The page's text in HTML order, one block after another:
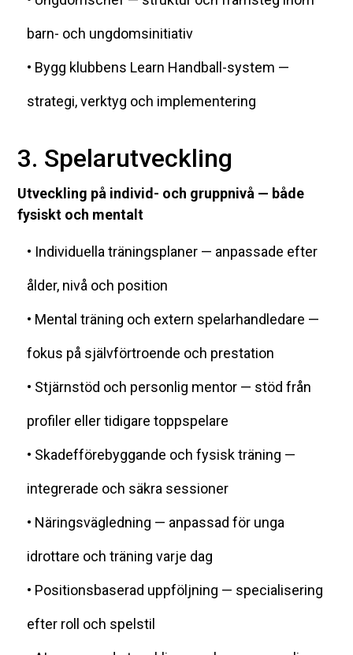
barn- och ungdomsinitiativ
• Bygg klubbens Learn Handball-system —
strategi, verktyg och implementering
3. Spelarutveckling
Utveckling på individ- och gruppnivå — både
fysiskt och mentalt
• Individuella träningsplaner — anpassade efter
ålder, nivå och position
• Mental träning och extern spelarhandledare —
fokus på självförtroende och prestation
• Stjärnstöd och personlig mentor — stöd från
profiler eller tidigare toppspelare
• Skadefförebyggande och fysisk träning —
integrerade och säkra sessioner
• Näringsvägledning — anpassad för unga
idrottare och träning varje dag
• Positionsbaserad uppföljning — specialisering
efter roll och spelstil